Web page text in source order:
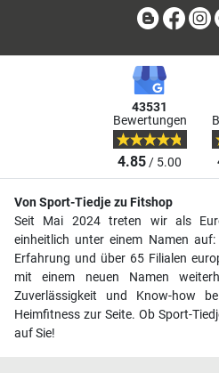
Blog
43531
Bewertungen
4.85/ 5.00
Von Sport-Tiedje zu Fitshop
Seit Mai 2024 treten wir als
einheitlich unter einem Namen
Erfahrung und über 65 Filialen
mit einem neuen Namen
Zuverlässigkeit und Know-how
Heimfitness zur Seite. Ob Sport-
auf Sie!